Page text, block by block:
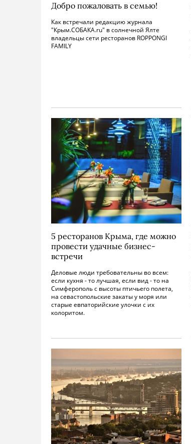
Добро пожаловать в семью!
Как встречали редакцию журнала
"Крым.СОБАКА.ru" в солнечной Ялте
владельцы сети ресторанов ROPPONGI
FAMILY
5 ресторанов Крыма, где можно
провести удачные бизнес-
встречи
Деловые люди требовательны во всем:
если кухня - то лучшая, если вид - то на
Симферополь с высоты птичьего полета,
на севастопольские закаты у моря или
старые евпаторийские улочки с их
колоритом.